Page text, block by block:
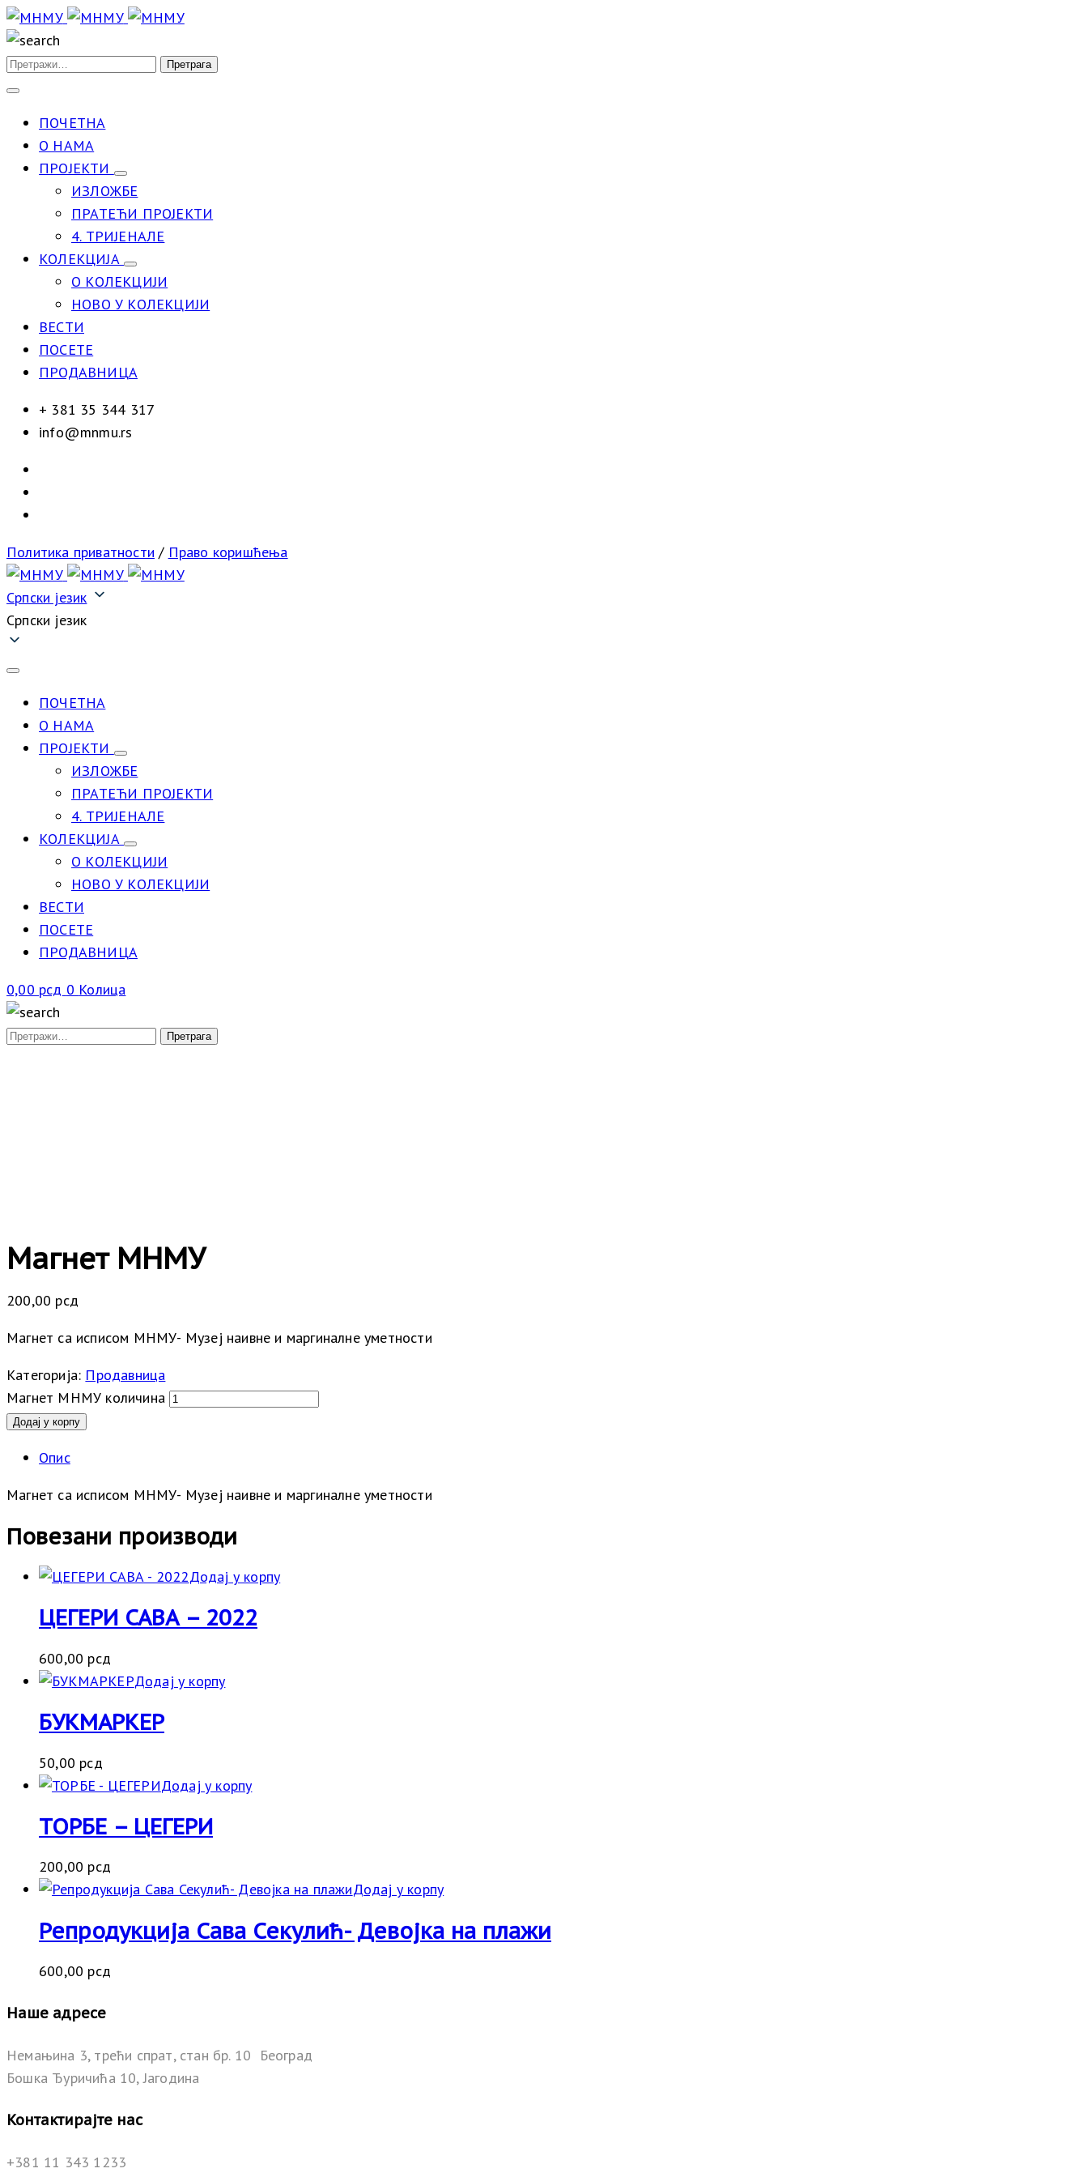
ПОЧЕТНА
О НАМА
ПРОЈЕКТИ
ИЗЛОЖБЕ
ПРАТЕЋИ ПРОЈЕКТИ
4. ТРИЈЕНАЛЕ
КОЛЕКЦИЈА
О КОЛЕКЦИЈИ
НОВО У КОЛЕКЦИЈИ
ВЕСТИ
ПОСЕТЕ
ПРОДАВНИЦА
+ 381 35 344 317
info@mnmu.rs
Политика приватности / Право коришћења
Српски језик
Српски језик
ПОЧЕТНА
О НАМА
ПРОЈЕКТИ
ИЗЛОЖБЕ
ПРАТЕЋИ ПРОЈЕКТИ
4. ТРИЈЕНАЛЕ
КОЛЕКЦИЈА
О КОЛЕКЦИЈИ
НОВО У КОЛЕКЦИЈИ
ВЕСТИ
ПОСЕТЕ
ПРОДАВНИЦА
0,00 рсд 0 Колица
Магнет МНМУ
200,00 рсд
Магнет са исписом МНМУ- Музеј наивне и маргиналне уметности
Категорија: Продавница
Магнет МНМУ количина
Додај у корпу
Опис
Магнет са исписом МНМУ- Музеј наивне и маргиналне уметности
Повезани производи
Додај у корпу
ЦЕГЕРИ САВА – 2022
600,00 рсд
Додај у корпу
БУКМАРКЕР
50,00 рсд
Додај у корпу
ТОРБЕ – ЦЕГЕРИ
200,00 рсд
Додај у корпу
Репродукција Сава Секулић- Девојка на плажи
600,00 рсд
Наше адресе
Немањина 3, трећи спрат, стан бр. 10 Београд
Бошка Ђуричића 10, Јагодина
Контактирајте нас
+381 11 343 1233